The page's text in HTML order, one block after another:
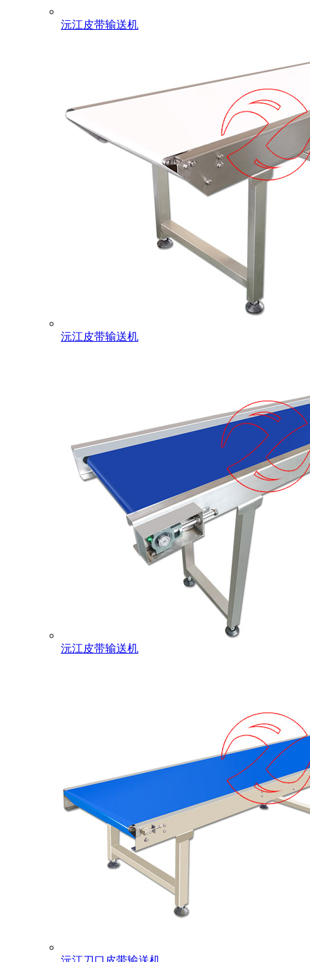
沅江皮带输送机
沅江皮带输送机
沅江皮带输送机